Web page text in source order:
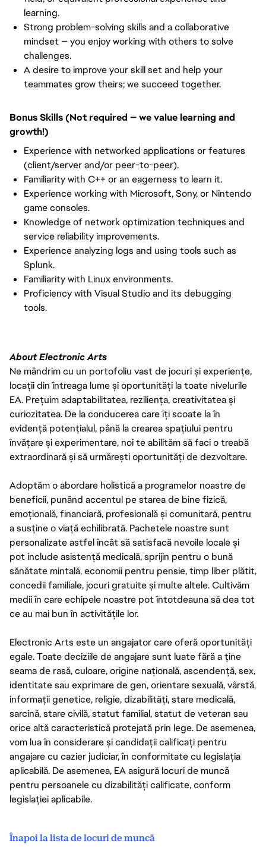
learning.
Strong problem-solving skills and a collaborative
mindset — you enjoy working with others to solve
challenges.
A desire to improve your skill set and help your
teammates grow theirs; we succeed together.
Bonus Skills (Not required — we value learning and
growth!)
Experience with networked applications or features
(client/server and/or peer-to-peer).
Familiarity with C++ or an eagerness to learn it.
Experience working with Microsoft, Sony, or Nintendo
game consoles.
Knowledge of network optimization techniques and
service reliability improvements.
Experience analyzing logs and using tools such as
Splunk.
Familiarity with Linux environments.
Proficiency with Visual Studio and its debugging
tools.
About Electronic Arts
Ne mândrim cu un portofoliu vast de jocuri și experiențe,
locații din întreaga lume și oportunități la toate nivelurile
EA. Prețuim adaptabilitatea, reziliența, creativitatea și
curiozitatea. De la conducerea care îți scoate la în
evidență potențialul, până la crearea spațiului pentru
învățare și experimentare, noi te abilităm să faci o treabă
extraordinară și să urmărești oportunități de dezvoltare.
Adoptăm o abordare holistică a programelor noastre de
beneficii, punând accentul pe starea de bine fizică,
emoțională, financiară, profesională și comunitară, pentru
a susține o viață echilibrată. Pachetele noastre sunt
personalizate astfel încât să satisfacă nevoile locale și
pot include asistență medicală, sprijin pentru o bună
sănătate mintală, economii pentru pensie, timp liber plătit,
concedii familiale, jocuri gratuite și multe altele. Cultivăm
medii în care echipele noastre pot întotdeauna să dea tot
ce au mai bun în activitățile lor.
Electronic Arts este un angajator care oferă oportunități
egale. Toate deciziile de angajare sunt luate fără a ține
seama de rasă, culoare, origine națională, ascendență, sex,
identitate sau exprimare de gen, orientare sexuală, vârstă,
informații genetice, religie, dizabilități, stare medicală,
sarcină, stare civilă, statut familial, statut de veteran sau
orice altă caracteristică protejată prin lege. De asemenea,
vom lua în considerare și candidații calificați pentru
angajare cu cazier judiciar, în conformitate cu legislația
aplicabilă. De asemenea, EA asigură locuri de muncă
pentru persoanele cu dizabilități calificate, conform
legislației aplicabile.
Înapoi la lista de locuri de muncă